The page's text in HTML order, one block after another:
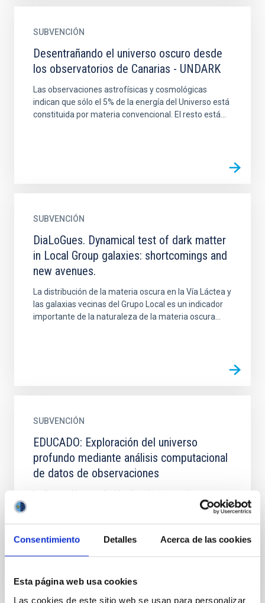
Consentimiento Detalles Acerca de las cookies
Esta página web usa cookies
Las cookies de este sitio web se usan para personalizar
SUBVENCIÓN
Desentrañando el universo oscuro desde
los observatorios de Canarias - UNDARK
Las observaciones astrofísicas y cosmológicas
indican que sólo el 5% de la energía del Universo está
constituida por materia convencional. El resto está...
SUBVENCIÓN
DiaLoGues. Dynamical test of dark matter
in Local Group galaxies: shortcomings and
new avenues.
La distribución de la materia oscura en la Vía Láctea y
las galaxias vecinas del Grupo Local es un indicador
importante de la naturaleza de la materia oscura...
SUBVENCIÓN
EDUCADO: Exploración del universo
profundo mediante análisis computacional
de datos de observaciones
La formación y evolución de galaxias masivas se
entiende razonablemente bien en el contexto del